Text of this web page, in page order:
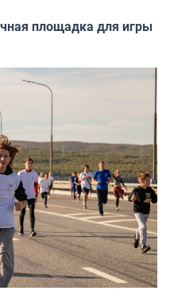
площадка для игры